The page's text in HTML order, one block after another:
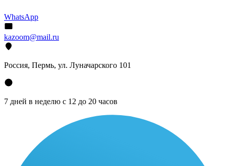
WhatsApp
kazoom@mail.ru
Россия, Пермь, ул. Луначарского 101
7 дней в неделю с 12 до 20 часов